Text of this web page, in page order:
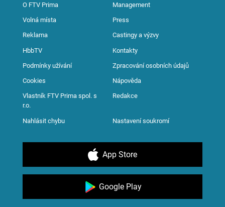
O FTV Prima Management
Volná místa Press
Reklama Castingy a výzvy
HbbTV Kontakty
Podmínky užívání Zpracování osobních údajů
Cookies Nápověda
Vlastník FTV Prima spol. s
r.o.
Redakce
Nahlásit chybu Nastavení soukromí
App Store
Google Play